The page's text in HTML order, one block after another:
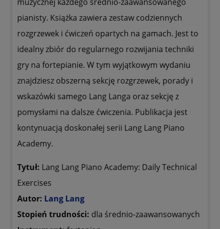
pianisty. Książka zawiera zestaw codziennych
rozgrzewek i ćwiczeń opartych na gamach. Jest to
idealny zbiór do regularnego rozwijania techniki
gry na fortepianie. W tym wyjątkowym wydaniu
znajdziesz obszerną sekcję rozgrzewek, porady i
wskazówki samego Lang Langa oraz sekcję z
pomysłami na dalsze ćwiczenia. Publikacja jest
kontynuacją doskonałej serii Lang Lang Piano
Academy.
Tytuł: Lang Lang Piano Academy: Daily Technical
Exercises
Autor: Lang Lang
Stopień trudności: dla średnio-zaawansowanych